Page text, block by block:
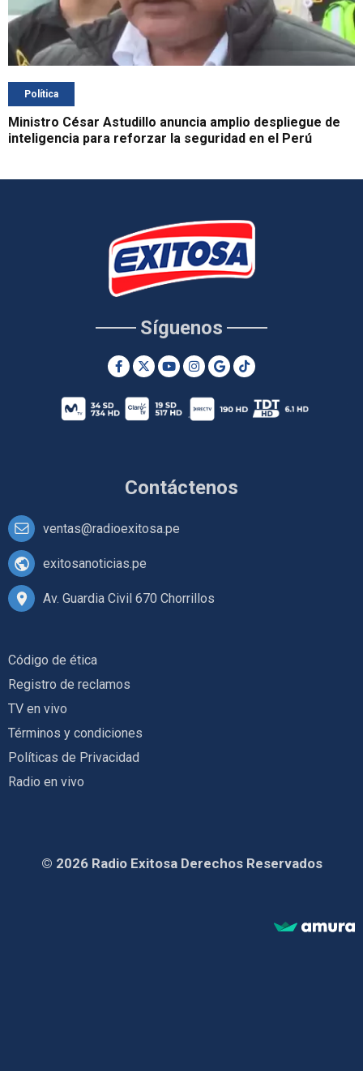
Política
Ministro César Astudillo anuncia amplio despliegue de
inteligencia para reforzar la seguridad en el Perú
Contáctenos
ventas@radioexitosa.pe
exitosanoticias.pe
Av. Guardia Civil 670 Chorrillos
Síguenos
Código de ética
Registro de reclamos
TV en vivo
Términos y condiciones
Políticas de Privacidad
Radio en vivo
© 2026 Radio Exitosa Derechos Reservados